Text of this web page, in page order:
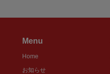
Menu
Home
お知らせ